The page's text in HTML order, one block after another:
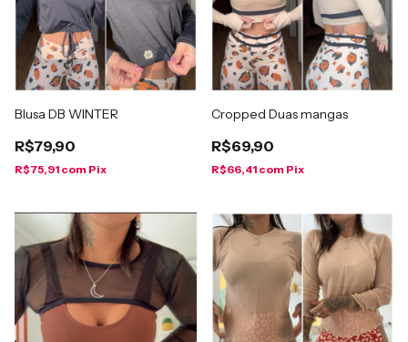
Blusa DB WINTER
R$79,90
R$75,91 com Pix
Cropped Duas mangas
R$69,90
R$66,41 com Pix